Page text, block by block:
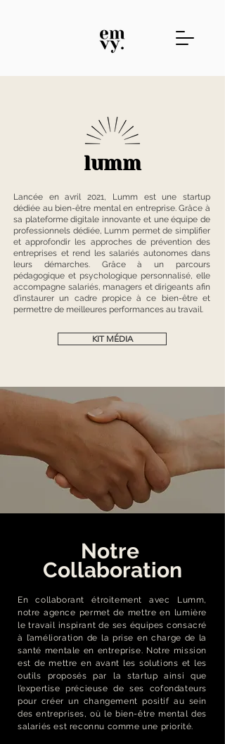
lumm
Lancée en avril 2021, Lumm est une startup
dédiée au bien-être mental en entreprise. Grâce à
sa plateforme digitale innovante et une équipe de
professionnels dédiée, Lumm permet de simplifier
et approfondir les approches de prévention des
entreprises et rend les salariés autonomes dans
leurs démarches. Grâce à un parcours
pédagogique et psychologique personnalisé, elle
accompagne salariés, managers et dirigeants afin
d’instaurer un cadre propice à ce bien-être et
permettre de meilleures performances au travail.
KIT MÉDIA
Notre
Collaboration
En collaborant étroitement avec Lumm,
notre agence permet de mettre en lumière
le travail inspirant de ses équipes consacré
à l’amélioration de la prise en charge de la
santé mentale en entreprise. Notre mission
est de mettre en avant les solutions et les
outils proposés par la startup ainsi que
l’expertise précieuse de ses cofondateurs
pour créer un changement positif au sein
des entreprises, où le bien-être mental des
salariés est reconnu comme une priorité.